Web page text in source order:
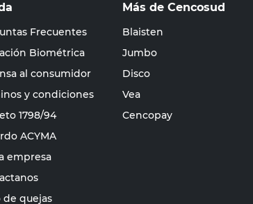
Frecuentes
Biométrica
al consumidor
y condiciones
1798/94
ACYMA
empresa
de quejas
Más de Cencosud
Blaisten
Jumbo
Disco
Vea
Cencopay